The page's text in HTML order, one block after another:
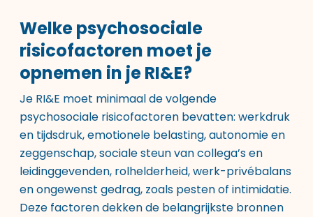
Welke psychosociale
risicofactoren moet je
opnemen in je RI&E?
Je RI&E moet minimaal de volgende
psychosociale risicofactoren bevatten: werkdruk
en tijdsdruk, emotionele belasting, autonomie en
zeggenschap, sociale steun van collega’s en
leidinggevenden, rolhelderheid, werk-privébalans
en ongewenst gedrag, zoals pesten of intimidatie.
Deze factoren dekken de belangrijkste bronnen